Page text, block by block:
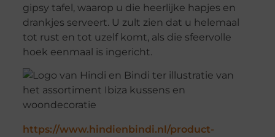
gipsy tafel, waarop u die heerlijke hapjes en
drankjes serveert. U zult zien dat u helemaal
tot rust en tot uzelf komt, als die sfeervolle
hoek eenmaal is ingericht.
https://www.hindienbindi.nl/product-